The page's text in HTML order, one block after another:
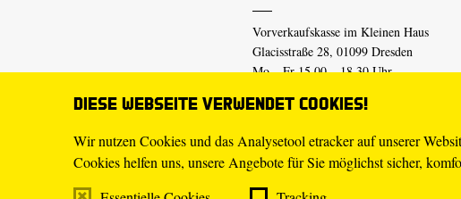
Diese Webseite verwendet Cookies!
Wir nutzen Cookies und das Analysetool etracker auf unserer
Cookies helfen uns, unsere Angebote für Sie möglichst sicher,
Vorverkaufskasse im Kleinen Haus
Glacisstraße 28, 01099 Dresden
Mo – Fr 15.00 – 18.30 Uhr
geschlossen.
E-Mail tickets@staatsschauspiel-
Telefon 0351.49 13-555